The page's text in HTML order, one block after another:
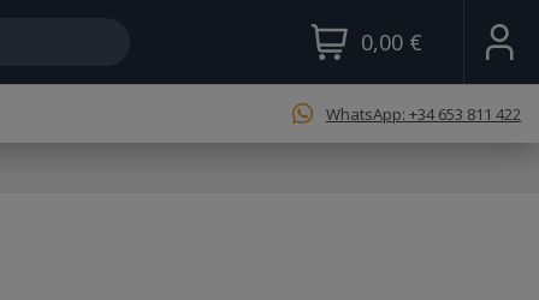
0,00 €
WhatsApp: +34 653 811 422